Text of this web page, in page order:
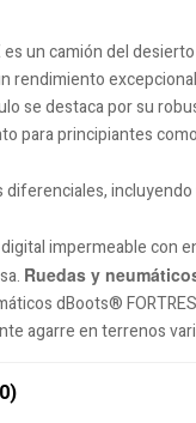
un camión del
rendimiento
se destaca por su
para principiantes
diferenciales,
impermeable con
Ruedas y
dBoots®
agarre en terrenos